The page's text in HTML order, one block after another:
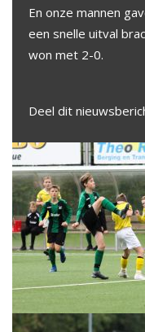
En onze mannen
een snelle uitval
won met 2-0.
Deel dit